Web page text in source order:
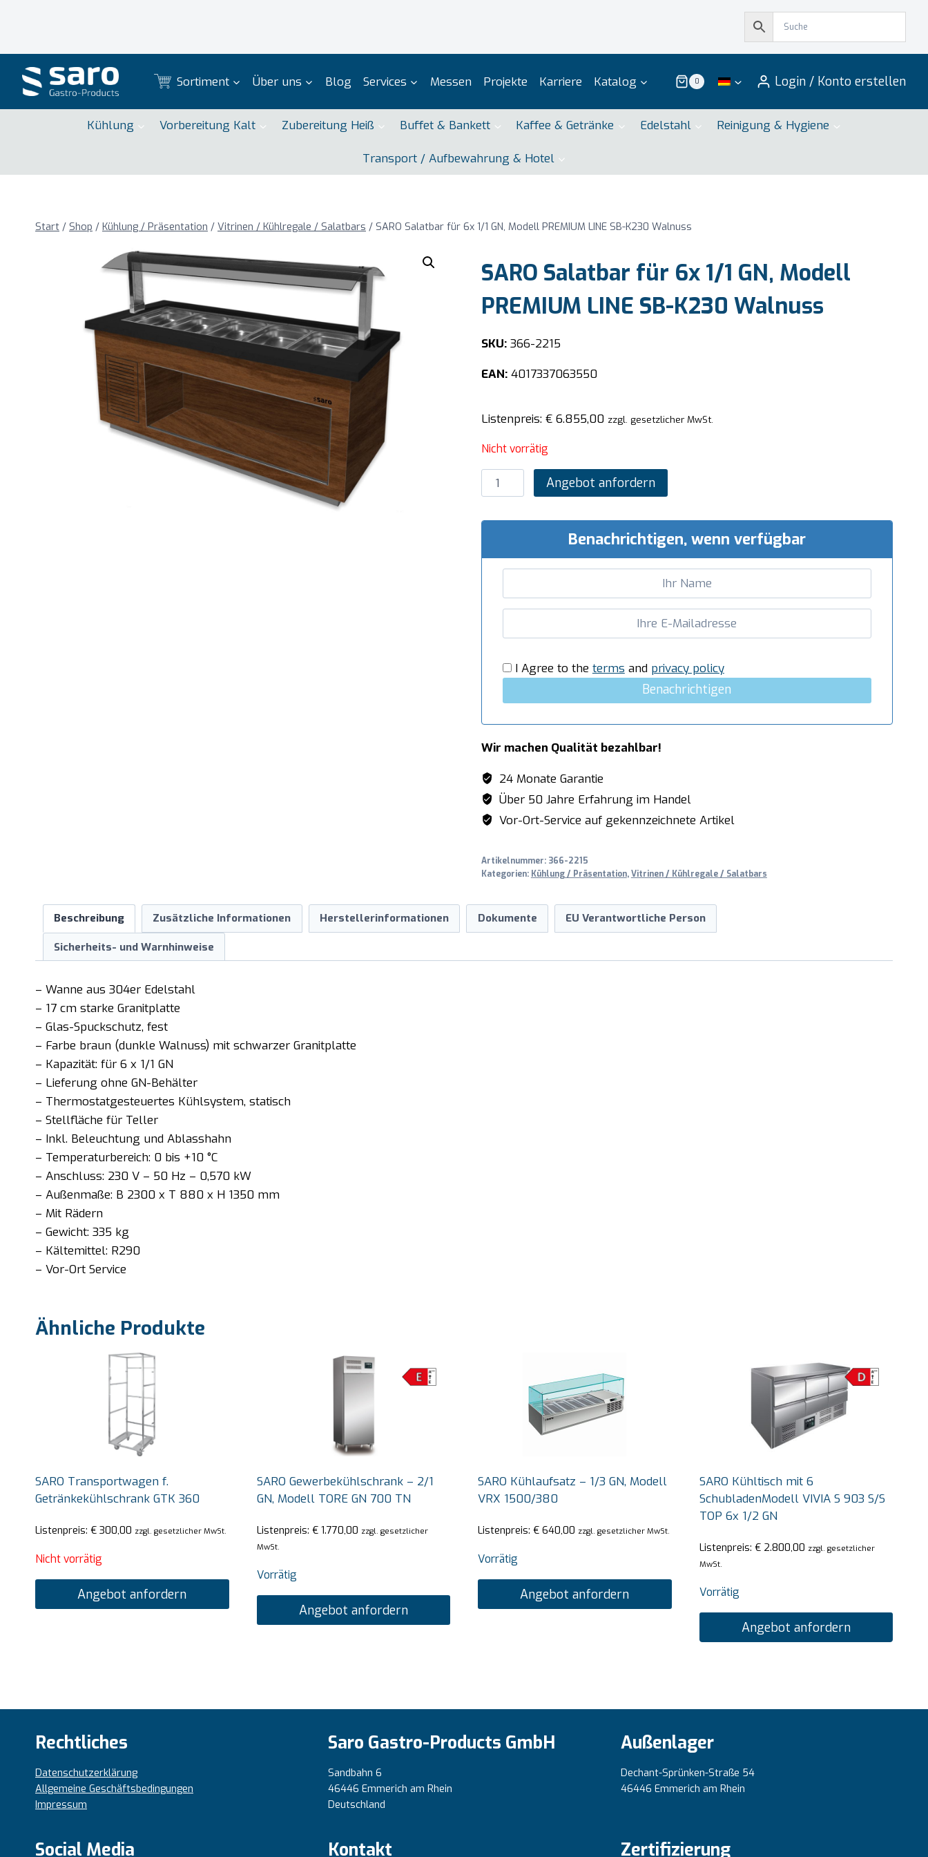
Sortiment Über uns Blog Services Messen Projekte Karriere Katalog 0 Login / Konto erstellen
Kühlung Vorbereitung Kalt Zubereitung Heiß Buffet & Bankett Kaffee & Getränke Edelstahl Reinigung & Hygiene
Transport / Aufbewahrung & Hotel
Start / Shop / Kühlung / Präsentation / Vitrinen / Kühlregale / Salatbars / SARO Salatbar für 6x 1/1 GN, Modell PREMIUM LINE SB-K230 Walnuss
SARO Salatbar für 6x 1/1 GN, Modell
PREMIUM LINE SB-K230 Walnuss
SKU:366-2215
EAN:4017337063550
Listenpreis: €6.855,00 zzgl. gesetzlicher MwSt.
Nicht vorrätig
SARO
Salatbar
PREMIUM
K230
Walnuss
Menge
Angebot anfordern
Benachrichtigen, wenn verfügbar
I Agree to the terms and privacy policy
Benachrichtigen
Wir machen Qualität bezahlbar!
24 Monate Garantie
Über 50 Jahre Erfahrung im Handel
Vor-Ort-Service auf gekennzeichnete Artikel
Artikelnummer: 366-2215
Kategorien: Kühlung / Präsentation,Vitrinen / Kühlregale / Salatbars
Beschreibung Zusätzliche Informationen Herstellerinformationen Dokumente EU Verantwortliche Person
Sicherheits- und Warnhinweise
– Wanne aus 304er Edelstahl
– 17 cm starke Granitplatte
– Glas-Spuckschutz, fest
– Farbe braun (dunkle Walnuss) mit schwarzer Granitplatte
– Kapazität: für 6 x 1/1 GN
– Lieferung ohne GN-Behälter
– Thermostatgesteuertes Kühlsystem, statisch
– Stellfläche für Teller
– Inkl. Beleuchtung und Ablasshahn
– Temperaturbereich: 0 bis +10 °C
– Anschluss: 230 V – 50 Hz – 0,570 kW
– Außenmaße: B 2300 x T 880 x H 1350 mm
– Mit Rädern
– Gewicht: 335 kg
– Kältemittel: R290
– Vor-Ort Service
Ähnliche Produkte
SARO Transportwagen f.
Getränkekühlschrank GTK 360
Listenpreis: € 300,00 zzgl. gesetzlicher MwSt.
Nicht vorrätig
Angebot anfordern
SARO Gewerbekühlschrank – 2/1
GN, Modell TORE GN 700 TN
Listenpreis: €1.770,00 zzgl. gesetzlicher
MwSt.
Vorrätig
Angebot anfordern
SARO Kühlaufsatz – 1/3 GN, Modell
VRX 1500/380
Listenpreis: € 640,00 zzgl. gesetzlicher MwSt.
Vorrätig
Angebot anfordern
SARO Kühltisch mit 6
SchubladenModell VIVIA S 903 S/S
TOP 6x 1/2 GN
Listenpreis: €2.800,00 zzgl. gesetzlicher
MwSt.
Vorrätig
Angebot anfordern
Rechtliches
Datenschutzerklärung
Allgemeine Geschäftsbedingungen
Impressum
Saro Gastro-Products GmbH
Sandbahn 6
46446 Emmerich am Rhein
Deutschland
Außenlager
Dechant-Sprünken-Straße 54
46446 Emmerich am Rhein
Social Media Kontakt Zertifizierung